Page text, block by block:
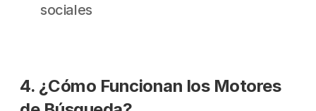
sociales
4. ¿Cómo Funcionan los Motores